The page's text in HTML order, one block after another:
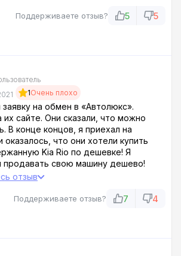
без каких-либо проблем! Но этого
Поддерживаете отзыв? 5 5
1Очень плохо
заявку на обмен в «Автолюкс».
их сайте. Они сказали, что можно
В конце концов, я приехал на
оказалось, что они хотели купить
Kia Rio по дешевке! Я
продавать свою машину дешево!
на меня и попросил
от обмена, менеджер
отзыв
Поддерживаете отзыв? 7 4